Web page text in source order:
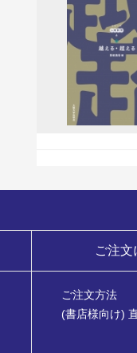
ご注文
ご注文方法
(書店様向け)